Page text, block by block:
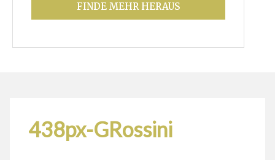
FINDE MEHR HERAUS
438px-GRossini